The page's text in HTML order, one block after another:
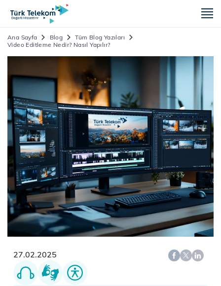
Ana Sayfa Blog
Tüm Blog Yazıları
Video Editleme Nedir? Nasıl Yapılır?
27.02.2025